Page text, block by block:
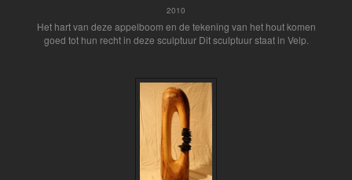
2010
Het hart van deze appelboom en de tekening van het hout komen
goed tot hun recht in deze sculptuur Dit sculptuur staat in Velp.